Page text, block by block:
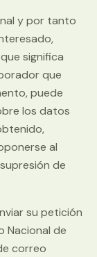
y por tanto
significa
que
puede
los datos
al
de
su petición
Nacional de
correo